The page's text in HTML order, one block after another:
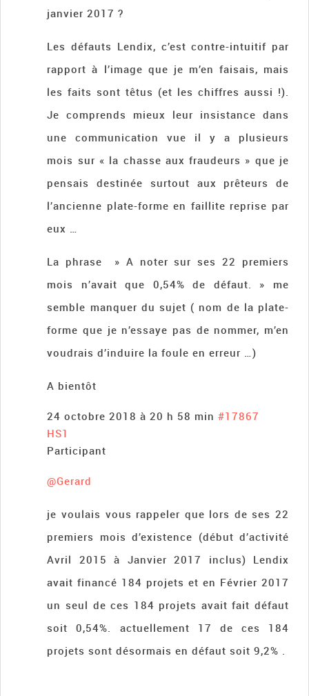
janvier 2017 ?
Les défauts Lendix, c’est contre-intuitif par
rapport à l’image que je m’en faisais, mais
les faits sont têtus (et les chiffres aussi !).
Je comprends mieux leur insistance dans
une communication vue il y a plusieurs
mois sur « la chasse aux fraudeurs » que je
pensais destinée surtout aux prêteurs de
l’ancienne plate-forme en faillite reprise par
eux …
La phrase » A noter sur ses 22 premiers
mois n’avait que 0,54% de défaut. » me
semble manquer du sujet ( nom de la plate-
forme que je n’essaye pas de nommer, m’en
voudrais d’induire la foule en erreur …)
A bientôt
24 octobre 2018 à 20 h 58 min #17867
HS1
Participant
@Gerard
je voulais vous rappeler que lors de ses 22
premiers mois d’existence (début d’activité
Avril 2015 à Janvier 2017 inclus) Lendix
avait financé 184 projets et en Février 2017
un seul de ces 184 projets avait fait défaut
soit 0,54%. actuellement 17 de ces 184
projets sont désormais en défaut soit 9,2% .